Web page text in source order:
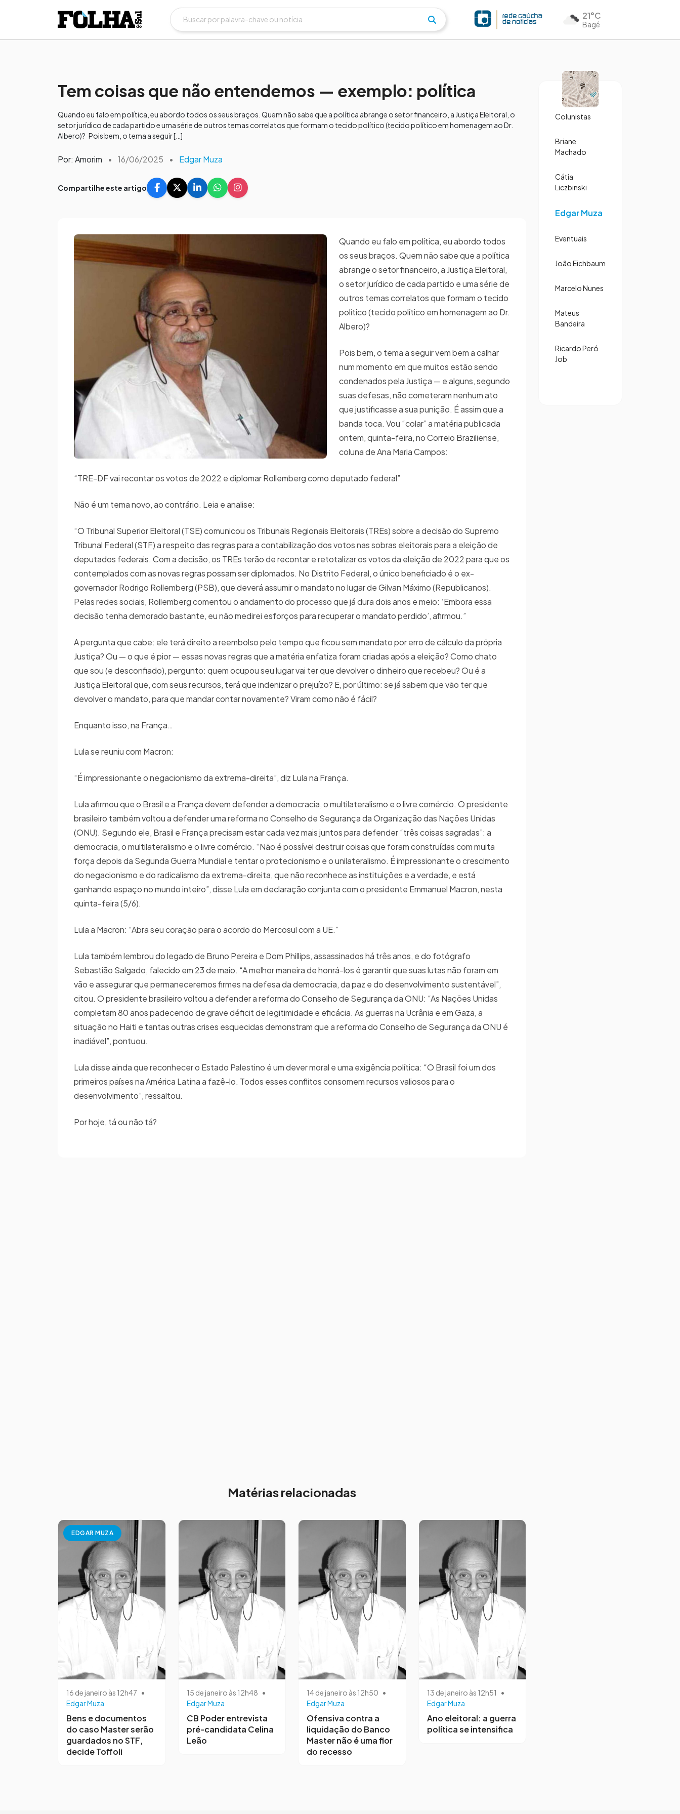
21°C
Bagé
Tem coisas que não entendemos — exemplo: política
Quando eu falo em política, eu abordo todos os seus braços. Quem não sabe que a política abrange o setor financeiro, a Justiça Eleitoral, o
setor jurídico de cada partido e uma série de outros temas correlatos que formam o tecido político (tecido político em homenagem ao Dr.
Albero)? Pois bem, o tema a seguir […]
Por: Amorim • 16/06/2025 • Edgar Muza
Compartilhe este artigo
Quando eu falo em política, eu abordo todos
os seus braços. Quem não sabe que a política
abrange o setor financeiro, a Justiça Eleitoral,
o setor jurídico de cada partido e uma série de
outros temas correlatos que formam o tecido
político (tecido político em homenagem ao Dr.
Albero)?
Pois bem, o tema a seguir vem bem a calhar
num momento em que muitos estão sendo
condenados pela Justiça — e alguns, segundo
suas defesas, não cometeram nenhum ato
que justificasse a sua punição. É assim que a
banda toca. Vou “colar” a matéria publicada
ontem, quinta-feira, no Correio Braziliense,
coluna de Ana Maria Campos:
“TRE-DF vai recontar os votos de 2022 e diplomar Rollemberg como deputado federal”
Não é um tema novo, ao contrário. Leia e analise:
“O Tribunal Superior Eleitoral (TSE) comunicou os Tribunais Regionais Eleitorais (TREs) sobre a decisão do Supremo
Tribunal Federal (STF) a respeito das regras para a contabilização dos votos nas sobras eleitorais para a eleição de
deputados federais. Com a decisão, os TREs terão de recontar e retotalizar os votos da eleição de 2022 para que os
contemplados com as novas regras possam ser diplomados. No Distrito Federal, o único beneficiado é o ex-
governador Rodrigo Rollemberg (PSB), que deverá assumir o mandato no lugar de Gilvan Máximo (Republicanos).
Pelas redes sociais, Rollemberg comentou o andamento do processo que já dura dois anos e meio: ‘Embora essa
decisão tenha demorado bastante, eu não medirei esforços para recuperar o mandato perdido’, afirmou.”
A pergunta que cabe: ele terá direito a reembolso pelo tempo que ficou sem mandato por erro de cálculo da própria
Justiça? Ou — o que é pior — essas novas regras que a matéria enfatiza foram criadas após a eleição? Como chato
que sou (e desconfiado), pergunto: quem ocupou seu lugar vai ter que devolver o dinheiro que recebeu? Ou é a
Justiça Eleitoral que, com seus recursos, terá que indenizar o prejuízo? E, por último: se já sabem que vão ter que
devolver o mandato, para que mandar contar novamente? Viram como não é fácil?
Enquanto isso, na França…
Lula se reuniu com Macron:
“É impressionante o negacionismo da extrema-direita”, diz Lula na França.
Lula afirmou que o Brasil e a França devem defender a democracia, o multilateralismo e o livre comércio. O presidente
brasileiro também voltou a defender uma reforma no Conselho de Segurança da Organização das Nações Unidas
(ONU). Segundo ele, Brasil e França precisam estar cada vez mais juntos para defender “três coisas sagradas”: a
democracia, o multilateralismo e o livre comércio. “Não é possível destruir coisas que foram construídas com muita
força depois da Segunda Guerra Mundial e tentar o protecionismo e o unilateralismo. É impressionante o crescimento
do negacionismo e do radicalismo da extrema-direita, que não reconhece as instituições e a verdade, e está
ganhando espaço no mundo inteiro”, disse Lula em declaração conjunta com o presidente Emmanuel Macron, nesta
quinta-feira (5/6).
Lula a Macron: “Abra seu coração para o acordo do Mercosul com a UE.”
Lula também lembrou do legado de Bruno Pereira e Dom Phillips, assassinados há três anos, e do fotógrafo
Sebastião Salgado, falecido em 23 de maio. “A melhor maneira de honrá-los é garantir que suas lutas não foram em
vão e assegurar que permaneceremos firmes na defesa da democracia, da paz e do desenvolvimento sustentável”,
citou. O presidente brasileiro voltou a defender a reforma do Conselho de Segurança da ONU: “As Nações Unidas
completam 80 anos padecendo de grave déficit de legitimidade e eficácia. As guerras na Ucrânia e em Gaza, a
situação no Haiti e tantas outras crises esquecidas demonstram que a reforma do Conselho de Segurança da ONU é
inadiável”, pontuou.
Lula disse ainda que reconhecer o Estado Palestino é um dever moral e uma exigência política: “O Brasil foi um dos
primeiros países na América Latina a fazê-lo. Todos esses conflitos consomem recursos valiosos para o
desenvolvimento”, ressaltou.
Por hoje, tá ou não tá?
Matérias relacionadas
EDGAR MUZA
16 de janeiro às 12h47 •
Edgar Muza
Bens e documentos
do caso Master serão
guardados no STF,
decide Toffoli
15 de janeiro às 12h48 •
Edgar Muza
CB Poder entrevista
pré-candidata Celina
Leão
14 de janeiro às 12h50 •
Edgar Muza
Ofensiva contra a
liquidação do Banco
Master não é uma flor
do recesso
13 de janeiro às 12h51
•
Edgar Muza
Ano eleitoral: a guerra
política se intensifica
Colunistas
Briane
Machado
Cátia
Liczbinski
Edgar Muza
Eventuais
João Eichbaum
Marcelo Nunes
Mateus
Bandeira
Ricardo Peró
Job